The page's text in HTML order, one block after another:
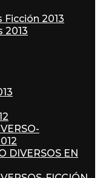
2013
2013
DIVERSOS EN